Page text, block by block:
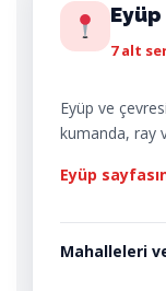
7 alt
Eyüp ve
kumanda, ray
Eyüp
Mahalleleri